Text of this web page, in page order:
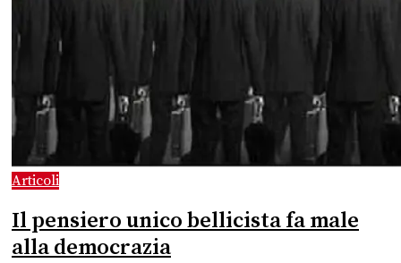
Articoli
Il pensiero unico bellicista fa male
alla democrazia